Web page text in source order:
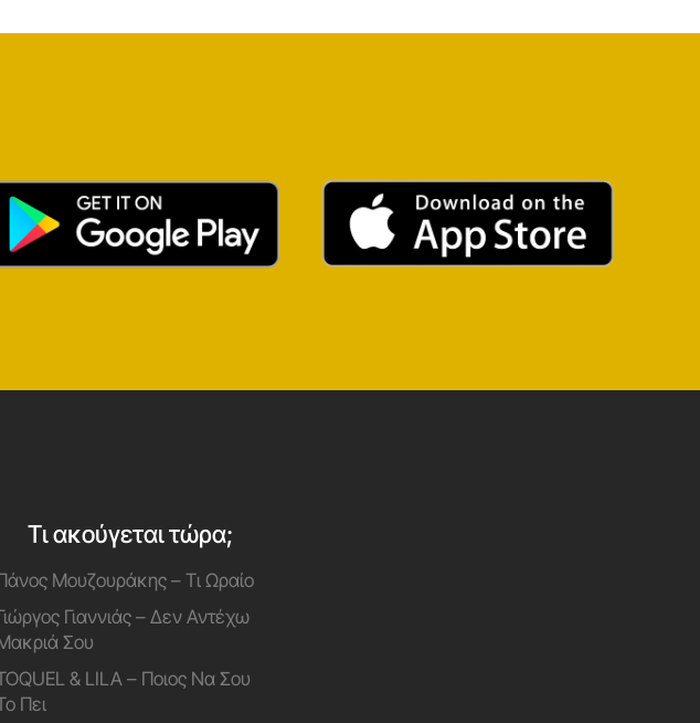
Τι ακούγεται τώρα;
Μουζουράκης – Τι Ωραίο
Γιαννιάς – Δεν Αντέχω
Σου
& LILA – Ποιος Να Σου
Πει